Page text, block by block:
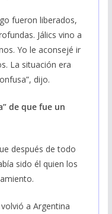
fueron liberados,
Jálics vino a
Yo le aconsejé ir
La situación era
dijo.
de que fue un
después de todo
sido él quien los
a Argentina